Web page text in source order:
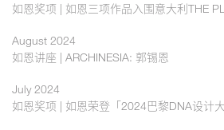
如恩奖项 | 如恩三项作品入围意大利THE
August 2024
如恩讲座 | ARCHINESIA: 郭锡恩
July 2024
如恩奖项 | 如恩荣登「2024巴黎DNA设计